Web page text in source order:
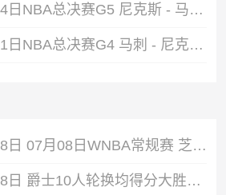
2026年06月14日NBA总决赛G5 尼克斯 - 马刺 全场录像
2026年06月11日NBA总决赛G4 马刺 - 尼克斯 全场录像
2026年07月08日 07月08日WNBA常规赛 芝加哥天空 77 - 66 菲尼克斯水星 集锦
2026年07月08日 爵士10人轮换均得分大胜雷霆收获3连胜 彼得森缺阵 艾杜16+14